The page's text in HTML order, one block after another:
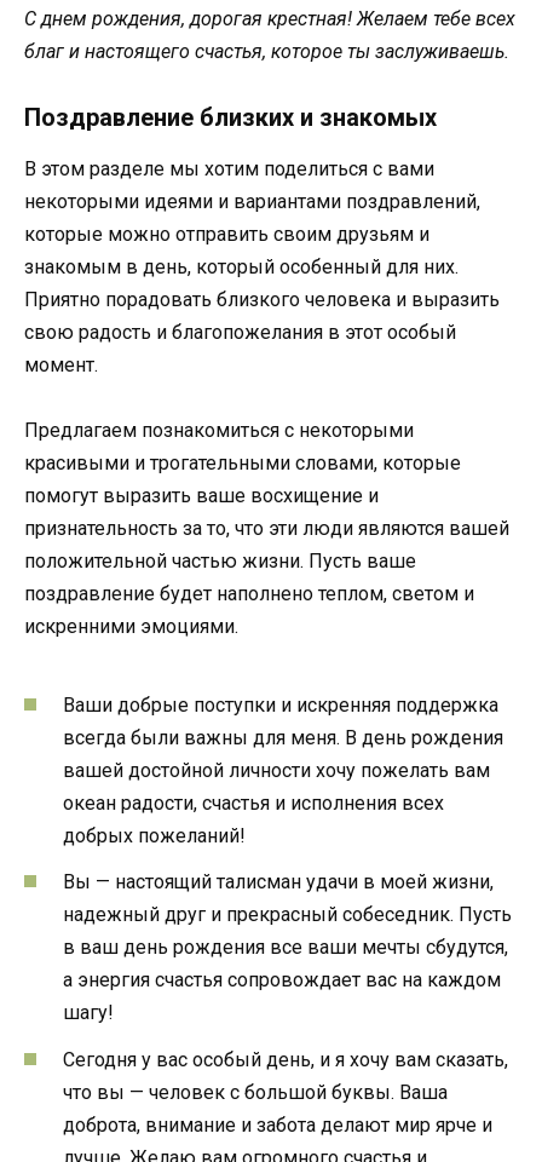
С днем рождения, дорогая крестная! Желаем тебе всех
благ и настоящего счастья, которое ты заслуживаешь.
Поздравление близких и знакомых
В этом разделе мы хотим поделиться с вами
некоторыми идеями и вариантами поздравлений,
которые можно отправить своим друзьям и
знакомым в день, который особенный для них.
Приятно порадовать близкого человека и выразить
свою радость и благопожелания в этот особый
момент.
Предлагаем познакомиться с некоторыми
красивыми и трогательными словами, которые
помогут выразить ваше восхищение и
признательность за то, что эти люди являются вашей
положительной частью жизни. Пусть ваше
поздравление будет наполнено теплом, светом и
искренними эмоциями.
Ваши добрые поступки и искренняя поддержка
всегда были важны для меня. В день рождения
вашей достойной личности хочу пожелать вам
океан радости, счастья и исполнения всех
добрых пожеланий!
Вы — настоящий талисман удачи в моей жизни,
надежный друг и прекрасный собеседник. Пусть
в ваш день рождения все ваши мечты сбудутся,
а энергия счастья сопровождает вас на каждом
шагу!
Сегодня у вас особый день, и я хочу вам сказать,
что вы — человек с большой буквы. Ваша
доброта, внимание и забота делают мир ярче и
лучше. Желаю вам огромного счастья и